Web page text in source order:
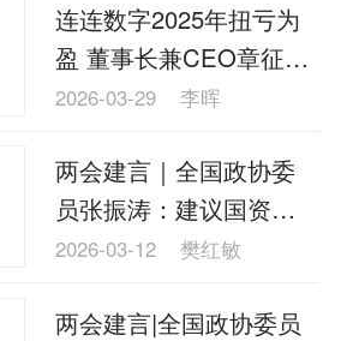
连连数字2025年扭亏为
盈 董事长兼CEO章征
宇：AI 核心技术成为战
2026-03-29 李晖
两会建言｜全国政协委
员张振涛：建议国资创
投建立“长期绩效+产业化
2026-03-12 樊红敏
两会建言|全国政协委员